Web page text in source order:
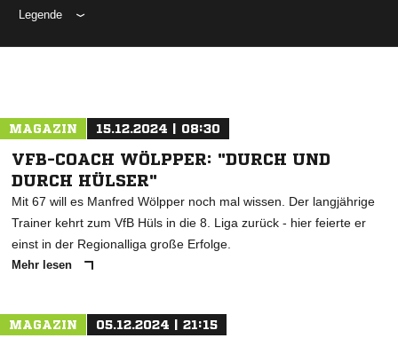
Legende
MAGAZIN 15.12.2024 | 08:30
VFB-COACH WÖLPPER: "DURCH UND
DURCH HÜLSER"
Mit 67 will es Manfred Wölpper noch mal wissen. Der langjährige
Trainer kehrt zum VfB Hüls in die 8. Liga zurück - hier feierte er
einst in der Regionalliga große Erfolge.
Mehr lesen
MAGAZIN 05.12.2024 | 21:15